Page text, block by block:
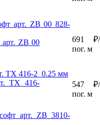
ZB 00
691 ₽/
пог. м
TX 416-
547 ₽/
пог. м